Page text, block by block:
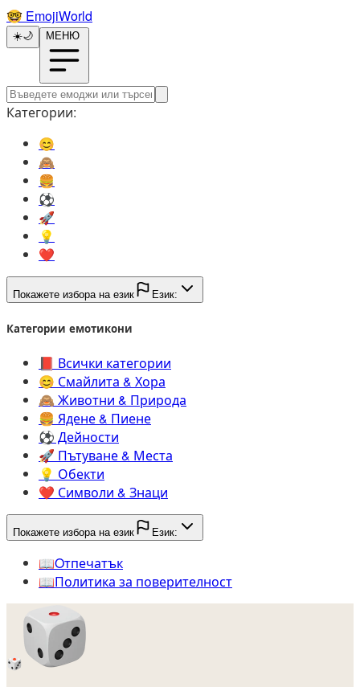
🤓️ EmojiWorld
☀️🌙 МЕНЮ
Категории:
😊️
🙈️
🍔️
⚽️
🚀️
💡️
❤️
Покажете избора на език Език:
Категории емотикони
📕️ Всички категории
😊️ Смайлита & Хора
🙈️ Животни & Природа
🍔️ Ядене & Пиене
⚽️ Дейности
🚀️ Пътуване & Места
💡️ Обекти
❤️ Символи & Знаци
Покажете избора на език Език:
📖️Oтпечатък
📖️Политика за поверителност
🎲